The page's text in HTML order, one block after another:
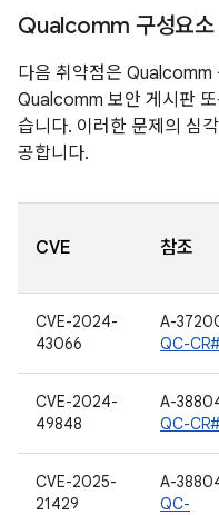
Qualcomm 구성요소
다음 취약점은 Qualcomm
Qualcomm 보안 게시판
습니다. 이러한 문제의 심
공합니다.
CVE 참조
CVE-2024-
43066
A-
QC-
CVE-2024-
49848
A-
QC-
CVE-2025-
21429
A-
QC-